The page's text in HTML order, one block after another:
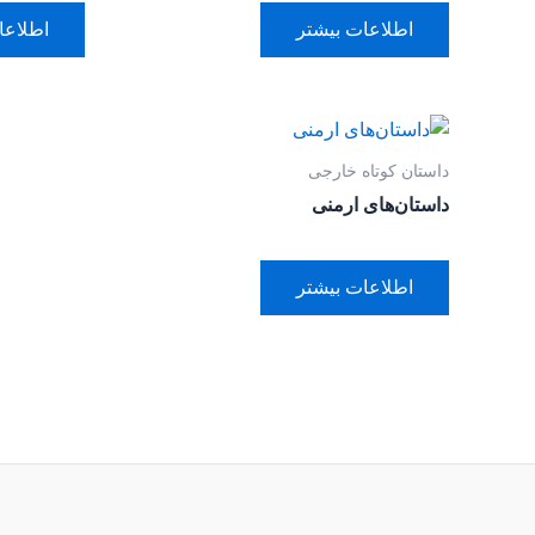
اطلاعات بیشتر
داستان کوتاه خارجی
داستان‌های ارمنی
اطلاعات بیشتر